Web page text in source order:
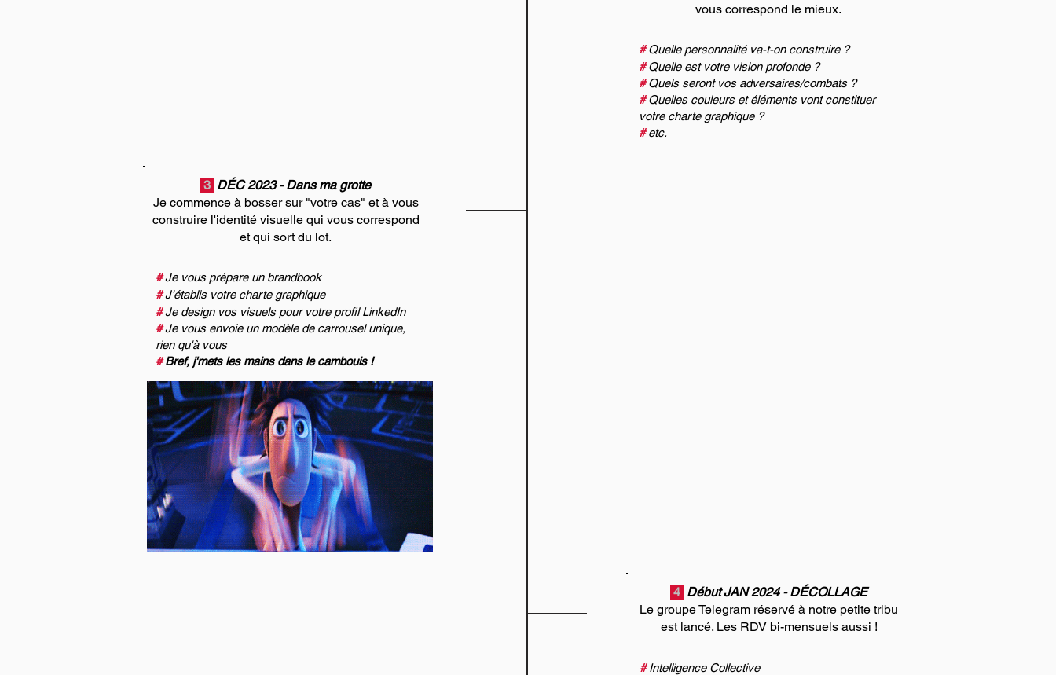
vous correspond le mieux.
#Quelle personnalité va-t-on construire?
#Quelle est votre vision profonde ?
#Quels seront vos adversaires/combats ?
#Quelles couleurs et éléments vont constituer
votre charte graphique ?
#etc.
3 DÉC 2023 - Dans ma grotte
Je commence à bosser sur "votre cas" et à vous
construire l'identité visuelle qui vous correspond
et qui sort du lot.
#Je vous prépare un brandbook
#J'établis votre charte graphique
#Je design vos visuels pour votre profil LinkedIn
#Je vous envoie un modèle de carrousel unique,
rien qu'à vous
#Bref, j'mets les mains dans le cambouis !
4 Début JAN 2024 - DÉCOLLAGE
Le groupe Telegram réservé à notre petite tribu
est lancé. Les RDV bi-mensuels aussi !
#Intelligence Collective